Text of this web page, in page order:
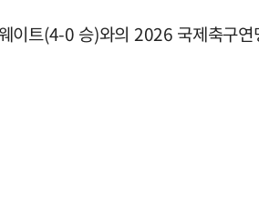
이트(4-0 승)와의 2026 국제축구